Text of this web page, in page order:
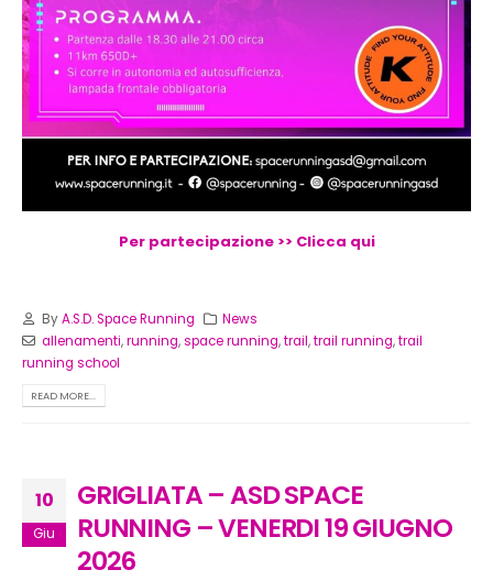
Per partecipazione >> Clicca qui
ByA.S.D. Space Running
News
allenamenti,running,space running,trail,trail running,trail
running school
READ MORE...
10
Giu
GRIGLIATA – ASD SPACE
RUNNING – VENERDI 19 GIUGNO
2026